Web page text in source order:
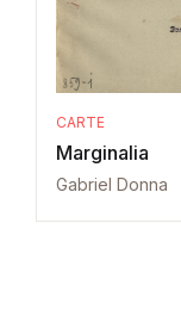
CARTE
Marginalia
Gabriel Donna